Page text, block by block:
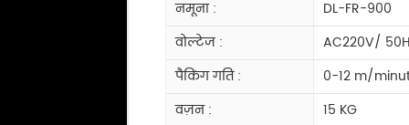
नमूना :
DL-FR-900
वोल्टेज :
AC220V/
पैकिंग गति :
0-12 m/
वज़न :
15 KG